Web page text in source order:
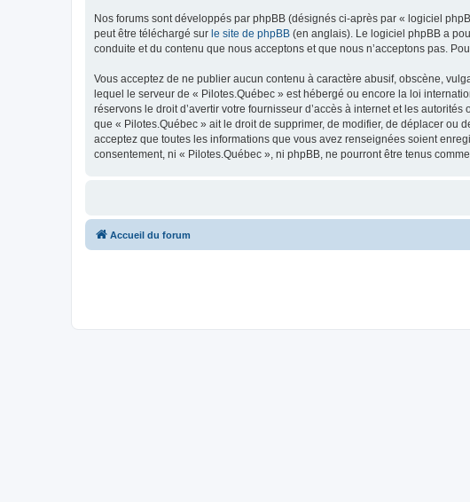
Nos forums sont développés par phpBB (désignés ci-après par « logiciel
peut être téléchargé sur le site de phpBB (en anglais). Le logiciel phpBB a
conduite et du contenu que nous acceptons et que nous n’acceptons pas.
Vous acceptez de ne publier aucun contenu à caractère abusif, obscène,
lequel le serveur de « Pilotes.Québec » est hébergé ou encore la loi
réservons le droit d’avertir votre fournisseur d’accès à internet et les
que « Pilotes.Québec » ait le droit de supprimer, de modifier, de déplacer ou
acceptez que toutes les informations que vous avez renseignées soient
consentement, ni « Pilotes.Québec », ni phpBB, ne pourront être tenus
Accueil du forum